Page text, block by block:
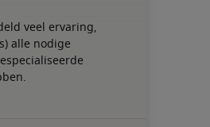
veel ervaring,
alle nodige